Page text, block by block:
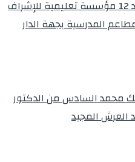
الدكتور نوفل كديلي يتفقد 12 مؤسسة تعليمية للإشراف
المدرسية بجهة الدار
محمد السادس من الدكتور
العرش المجيد